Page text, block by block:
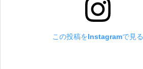
この投稿をInstagramで見る